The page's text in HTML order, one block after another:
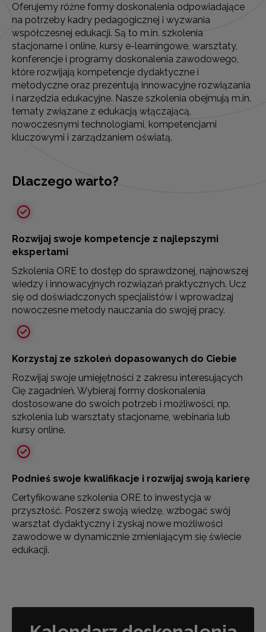
Oferujemy różne formy doskonalenia odpowiadające
na potrzeby kadry pedagogicznej i wyzwania
współczesnej edukacji. Są to m.in. szkolenia
stacjonarne i online, kursy e-learningowe, warsztaty,
konferencje i programy doskonalenia zawodowego,
które rozwijają kompetencje dydaktyczne i
metodyczne oraz prezentują innowacyjne rozwiązania
i narzędzia edukacyjne. Nasze szkolenia obejmują m.in.
tematy związane z edukacją włączającą,
nowoczesnymi technologiami, kompetencjami
kluczowymi i zarządzaniem oświatą.
Dlaczego warto?
Rozwijaj swoje kompetencje z najlepszymi
ekspertami
Szkolenia ORE to dostęp do sprawdzonej, najnowszej
wiedzy i innowacyjnych rozwiązań praktycznych. Ucz
się od doświadczonych specjalistów i wprowadzaj
nowoczesne metody nauczania do swojej pracy.
Korzystaj ze szkoleń dopasowanych do Ciebie
Rozwijaj swoje umiejętności z zakresu interesujących
Cię zagadnień. Wybieraj formy doskonalenia
dostosowane do swoich potrzeb i możliwości, np.
szkolenia lub warsztaty stacjonarne, webinaria lub
kursy online.
Podnieś swoje kwalifikacje i rozwijaj swoją karierę
Certyfikowane szkolenia ORE to inwestycja w
przyszłość. Poszerz swoją wiedzę, wzbogać swój
warsztat dydaktyczny i zyskaj nowe możliwości
zawodowe w dynamicznie zmieniającym się świecie
edukacji.